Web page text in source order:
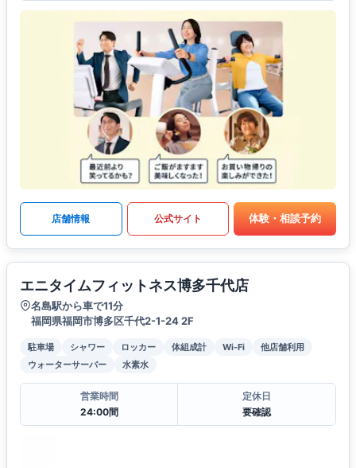
店舗情報 公式サイト 体験・相談予約
エニタイムフィットネス博多千代店
名島駅から車で11分
福岡県福岡市博多区千代2-1-24 2F
駐車場 シャワー ロッカー 体組成計 Wi-Fi
他店舗利用
ウォーターサーバー
水素水
営業時間
24:00間
定休日
要確認